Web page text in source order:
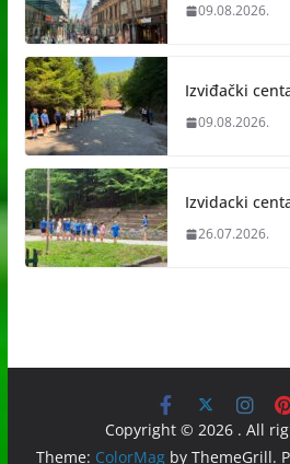
09.08.2026.
Izviđački
09.08.2026.
Izvidacki
26.07.2026.
Copyright © 2026 . All
Theme: ColorMagby ThemeGrill.